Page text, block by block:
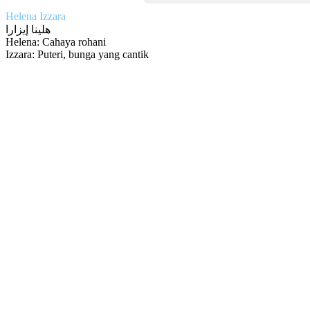
Helena Izzara
هلينا إيزارا
Helena: Cahaya rohani
Izzara: Puteri, bunga yang cantik